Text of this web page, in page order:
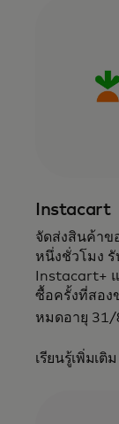
Instacart
จัดส่งสินค้าข
หนึ่งชั่วโมง รั
Instacart+
ซื้อครั้งที่สอง
หมดอายุ
เรียนรู้เพิ่มเติม